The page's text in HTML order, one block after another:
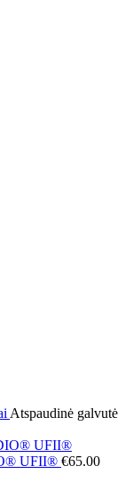
Atspaudinė galvutė
UFII® €65.00